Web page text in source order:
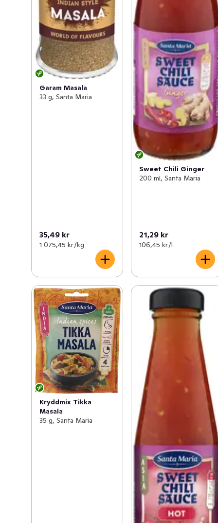
Garam Masala
33 g, Santa Maria
35,49 kr
1 075,45 kr /kg
Sweet Chili Ginger
200 ml, Santa Maria
21,29 kr
106,45 kr /l
Kryddmix Tikka
Masala
35 g, Santa Maria